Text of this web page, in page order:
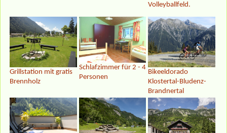
Volleyballfeld.
Grillstation mit gratis
Brennholz
Schlafzimmer für 2 - 4
Personen
Bikeeldorado
Klostertal-Bludenz-
Brandnertal